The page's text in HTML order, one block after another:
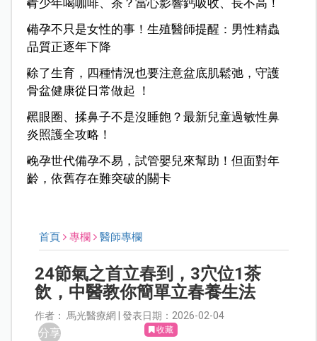
青少年喝咖啡、茶？當心影響鈣吸收、長不高！
備孕不只是女性的事！生殖醫師提醒：男性精蟲
品質正逐年下降
除了生育，四種情況也要注意盆底肌鬆弛，守護
骨盆健康從日常做起 ！
黑眼圈、揉鼻子不是沒睡飽？最新兒童過敏性鼻
炎照護全攻略！
晚孕世代備孕不易，試管嬰兒來幫助！但面對年
齡，依舊存在難突破的關卡
首頁 專欄 醫師專欄
24節氣之首立春到，3穴位1茶
飲，中醫教你簡單立春養生法
作者： 馬光醫療網 | 發表日期：2026-02-04
分享 收藏